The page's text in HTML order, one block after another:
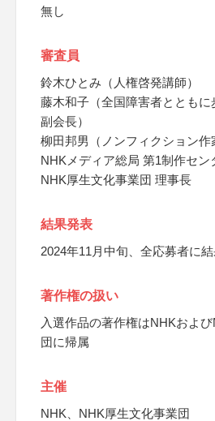
無し
審査員
鈴木ひとみ（人権啓発講師）
藤木和子（全国障害者とともに
副会長）
柳田邦男（ノンフィクション作
NHKメディア総局 第1制作セン
NHK厚生文化事業団 理事長
結果発表
2024年11月中旬、全応募者に
著作権の扱い
入選作品の著作権はNHKおよ
団に帰属
主催
NHK、NHK厚生文化事業団